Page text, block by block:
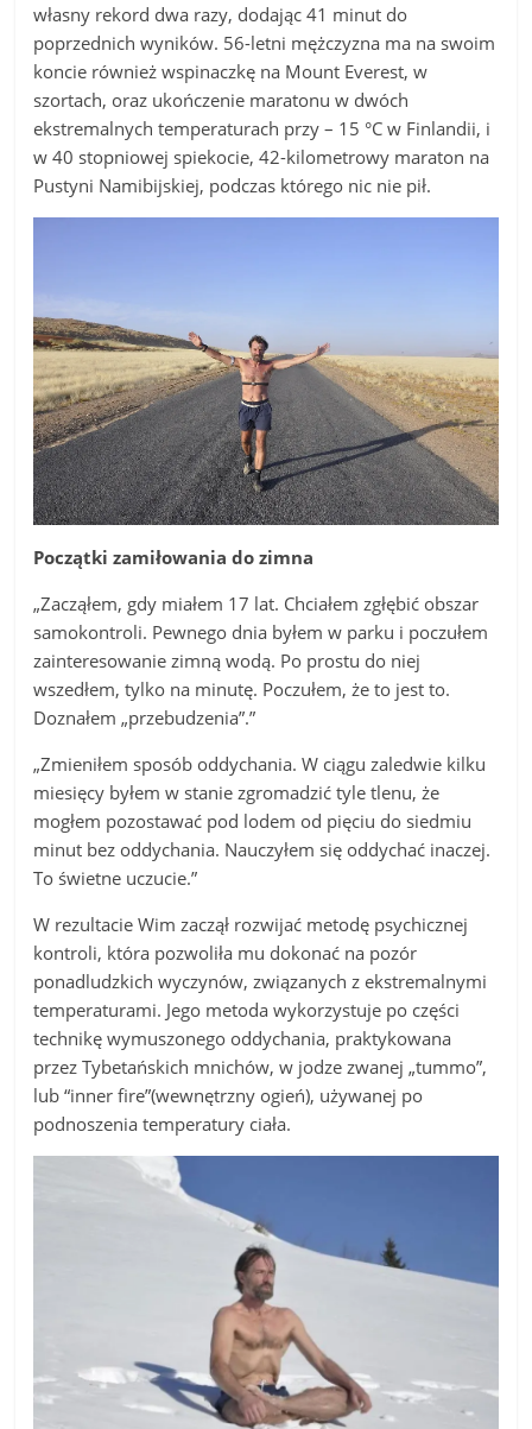
własny rekord dwa razy, dodając 41 minut do
poprzednich wyników. 56-letni mężczyzna ma na swoim
koncie również wspinaczkę na Mount Everest, w
szortach, oraz ukończenie maratonu w dwóch
ekstremalnych temperaturach przy – 15 °C w Finlandii, i
w 40 stopniowej spiekocie, 42-kilometrowy maraton na
Pustyni Namibijskiej, podczas którego nic nie pił.
Początki zamiłowania do zimna
„Zacząłem, gdy miałem 17 lat. Chciałem zgłębić obszar
samokontroli. Pewnego dnia byłem w parku i poczułem
zainteresowanie zimną wodą. Po prostu do niej
wszedłem, tylko na minutę. Poczułem, że to jest to.
Doznałem „przebudzenia”.”
„Zmieniłem sposób oddychania. W ciągu zaledwie kilku
miesięcy byłem w stanie zgromadzić tyle tlenu, że
mogłem pozostawać pod lodem od pięciu do siedmiu
minut bez oddychania. Nauczyłem się oddychać inaczej.
To świetne uczucie.”
W rezultacie Wim zaczął rozwijać metodę psychicznej
kontroli, która pozwoliła mu dokonać na pozór
ponadludzkich wyczynów, związanych z ekstremalnymi
temperaturami. Jego metoda wykorzystuje po części
technikę wymuszonego oddychania, praktykowana
przez Tybetańskich mnichów, w jodze zwanej „tummo”,
lub “inner fire”(wewnętrzny ogień), używanej po
podnoszenia temperatury ciała.